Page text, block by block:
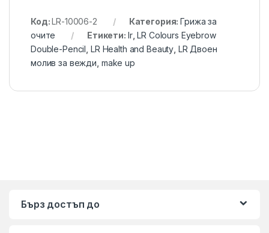
Код:LR-10006-2 Категория:Грижа за
очите
Етикети: lr,LR Colours Eyebrow
Double-Pencil LR Health and Beauty LR Двоен
молив за вежди make up
Бърз достъп до